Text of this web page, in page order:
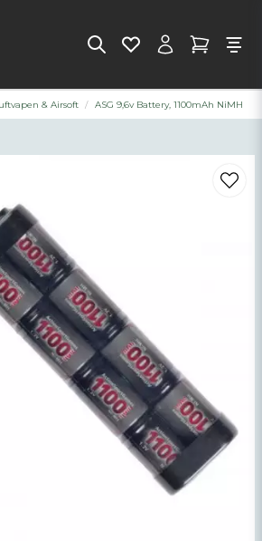
& Airsoft ASG 9,6v Battery, 1100mAh NiMH